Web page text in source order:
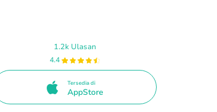
1.2k Ulasan
4.4
Tersedia di
AppStore